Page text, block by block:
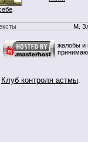
М.
жалобы и
Клуб контроля астмы.